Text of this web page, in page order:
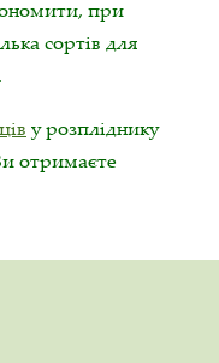
при
сортів для
у розпліднику
отримаєте